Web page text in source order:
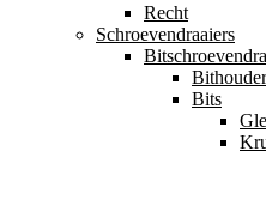
Recht
Schroevendraaiers
Bits